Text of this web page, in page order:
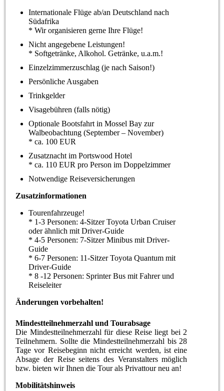
Internationale Flüge ab/an Deutschland nach
Südafrika
* Wir organisieren gerne Ihre Flüge!
Nicht angegebene Leistungen!
* Softgetränke, Alkohol. Getränke, u.a.m.!
Einzelzimmerzuschlag (je nach Saison!)
Persönliche Ausgaben
Trinkgelder
Visagebühren (falls nötig)
Optionale Bootsfahrt in Mossel Bay zur
Walbeobachtung (September – November)
* ca. 100 EUR
Zusatznacht im Portswood Hotel
* ca. 110 EUR pro Person im Doppelzimmer
Notwendige Reiseversicherungen
Zusatzinformationen
Tourenfahrzeuge!
* 1-3 Personen: 4-Sitzer Toyota Urban Cruiser
oder ähnlich mit Driver-Guide
* 4-5 Personen: 7-Sitzer Minibus mit Driver-
Guide
* 6-7 Personen: 11-Sitzer Toyota Quantum mit
Driver-Guide
* 8 -12 Personen: Sprinter Bus mit Fahrer und
Reiseleiter
Änderungen vorbehalten!
Mindestteilnehmerzahl und Tourabsage
Die Mindestteilnehmerzahl für diese Reise liegt bei 2
Teilnehmern. Sollte die Mindestteilnehmerzahl bis 28
Tage vor Reisebeginn nicht erreicht werden, ist eine
Absage der Reise seitens des Veranstalters möglich
bzw. bieten wir Ihnen die Tour als Privattour neu an!
Mobilitätshinweis